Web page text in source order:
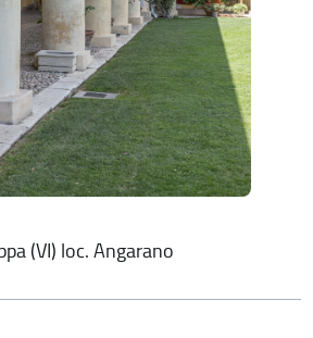
(VI) loc. Angarano